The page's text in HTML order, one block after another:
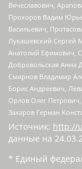
Вячеславович,
Прохоров Вадим
Васильевич,
Лукашевский Сергей
Анатолий Ефимович,
Добровольская Анна
Смирнов Владимир
Борис Андреевич,
Орлов Олег
Захаров Герман
Источник: http://
данные на
* Единый